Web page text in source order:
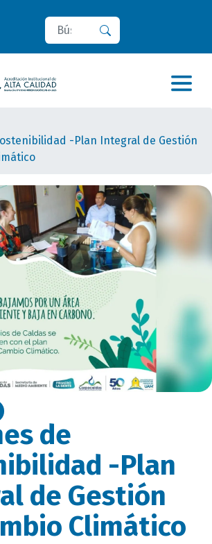
Buscar
-Plan Integral de Gestión
de
-Plan
de Gestión
Climático